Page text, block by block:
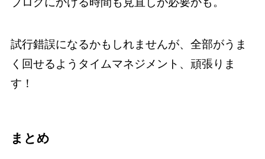
試行錯誤になるかもしれませんが、全部がうま
く回せるようタイムマネジメント、頑張りま
す！
まとめ